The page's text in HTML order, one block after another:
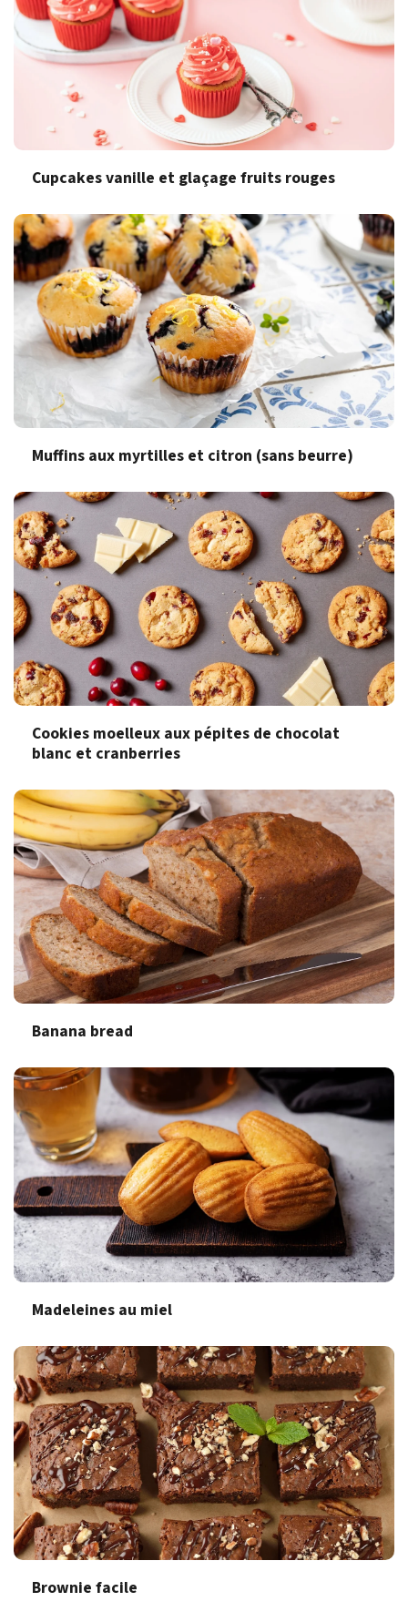
Cupcakes vanille et glaçage fruits rouges
Muffins aux myrtilles et citron (sans beurre)
Cookies moelleux aux pépites de chocolat
blanc et cranberries
Banana bread
Madeleines au miel
Brownie facile